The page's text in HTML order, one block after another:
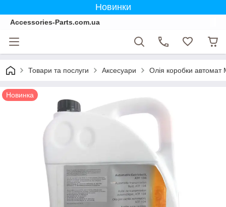
Новинки
Accessories-Parts.com.ua
Товари та послуги Аксесуари Олія коробки
Новинка